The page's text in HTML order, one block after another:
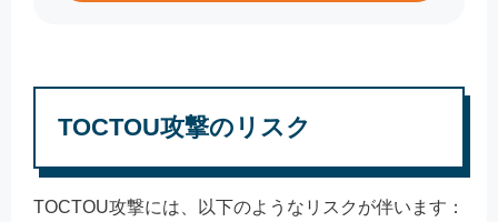
TOCTOU攻撃のリスク
TOCTOU攻撃には、以下のようなリスクが伴います：